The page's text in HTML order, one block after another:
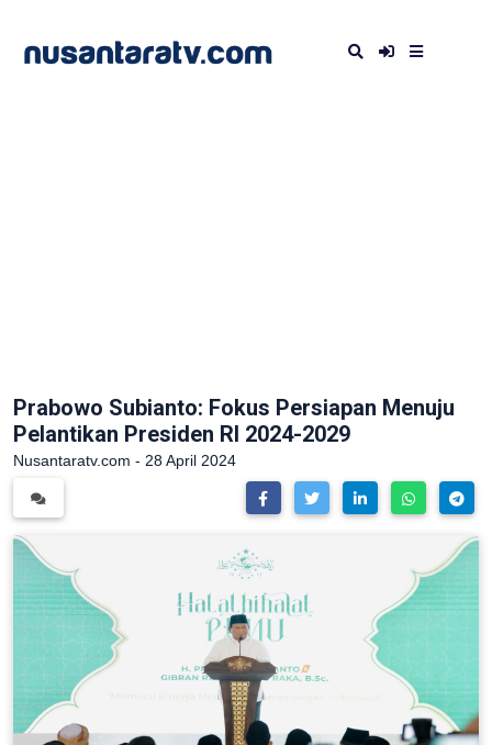
Prabowo Subianto: Fokus Persiapan Menuju
Pelantikan Presiden RI 2024-2029
Nusantaratv.com - 28 April 2024